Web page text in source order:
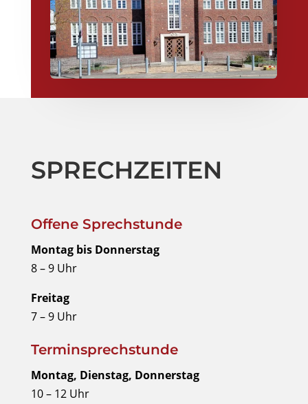
SPRECHZEITEN
Offene Sprechstunde
Montag bis Donnerstag
8 – 9 Uhr
Freitag
7 – 9 Uhr
Terminsprechstunde
Montag, Dienstag, Donnerstag
10 – 12 Uhr